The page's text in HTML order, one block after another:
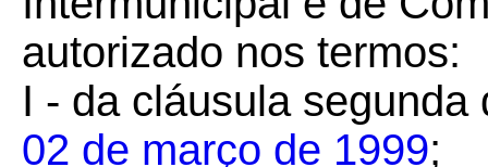
autorizado nos termos:
I - da cláusula
02 de março de 1999;